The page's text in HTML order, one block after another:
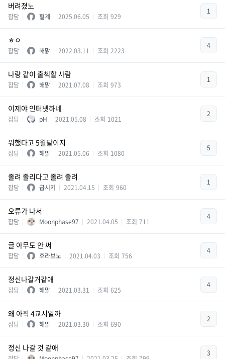
버려졌노
잡담 혈계 2025.06.05 조회 929
1
ㅎㅇ
잡담 해맑 2022.03.11 조회 2223
4
나랑 같이 출첵할 사람
잡담 해맑 2021.07.08 조회 973
1
이제야 인터넷하네
잡담 pH 2021.05.08 조회 1021
2
뭐했다고 5월달이지
잡담 해맑 2021.05.06 조회 1080
5
졸려 졸리다고 졸려 졸려
잡담 급시키 2021.04.15 조회 960
1
오류가 나서
잡담 Moonphase97 2021.04.05 조회 711
4
글 아무도 안 써
잡담 후라보노 2021.04.03 조회 756
4
정신나갈거같애
잡담 해맑 2021.03.31 조회 625
4
왜 아직 4교시일까
잡담 해맑 2021.03.30 조회 690
2
정신 나갈 것 같애
3